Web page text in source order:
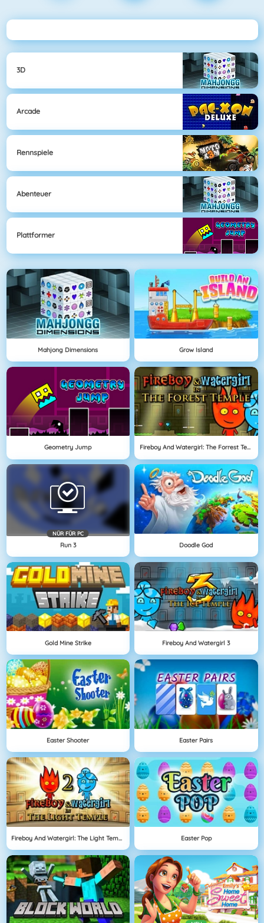
3D
Arcade
Rennspiele
Abenteuer
Plattformer
Mahjong Dimensions Grow Island
Geometry Jump Fireboy And Watergirl: The Forrest Temple
NÜR FÜR PC
Run 3 Doodle God
Gold Mine Strike Fireboy And Watergirl 3
Easter Shooter Easter Pairs
Fireboy And Watergirl: The Light Temple Easter Pop